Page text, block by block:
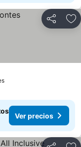
Compartir
Ver precios